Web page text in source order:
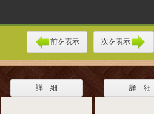
前を表示 次を表示
詳 細 詳 細